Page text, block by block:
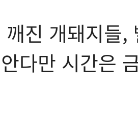
깨진 개돼지들
다만 시간은